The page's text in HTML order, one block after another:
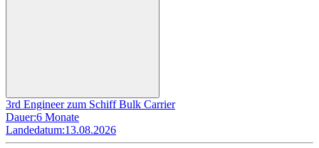
3rd Engineer zum Schiff Bulk Carrier
Dauer:6 Monate
Landedatum:13.08.2026